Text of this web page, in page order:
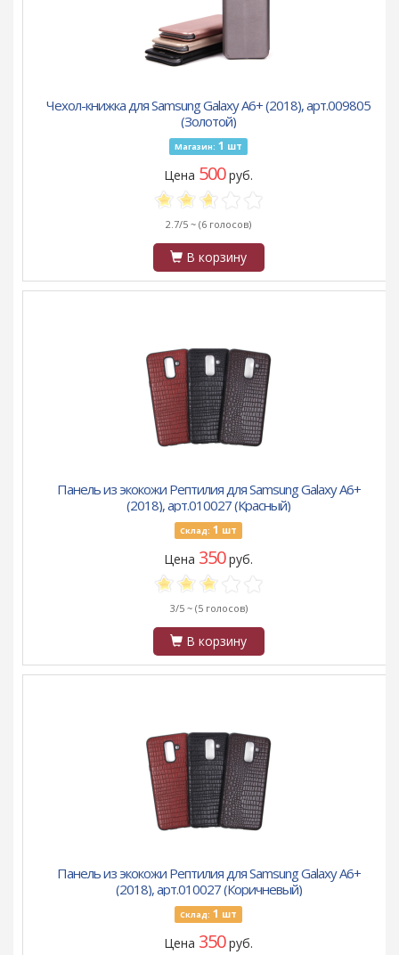
Чехол-книжка для Samsung Galaxy A6+ (2018), арт.009805
(Золотой)
Магазин: 1 шт
Цена 500руб.
2.7/5 ~ (6 голосов)
В корзину
Панель из экокожи Рептилия для Samsung Galaxy A6+
(2018), арт.010027 (Красный)
Склад: 1 шт
Цена 350руб.
3/5 ~ (5 голосов)
В корзину
Панель из экокожи Рептилия для Samsung Galaxy A6+
(2018), арт.010027 (Коричневый)
Склад: 1 шт
Цена 350руб.